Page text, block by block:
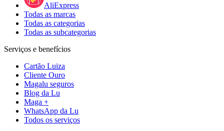
AliExpress
Todas as marcas
Todas as categorias
Todas as subcategorias
Serviços e benefícios
Cartão Luiza
Cliente Ouro
Magalu seguros
Blog da Lu
Maga +
WhatsApp da Lu
Todos os serviços